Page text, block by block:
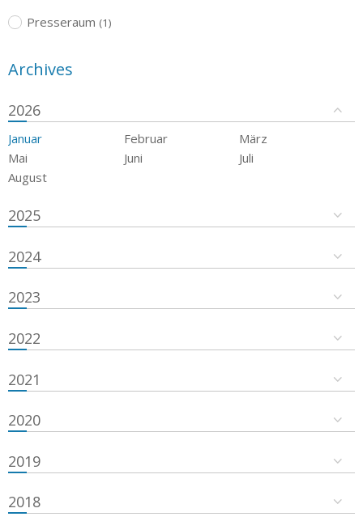
Presseraum (1)
Archives
2026
Januar Februar
März
Mai
Juni
Juli
August
2025
2024
2023
2022
2021
2020
2019
2018